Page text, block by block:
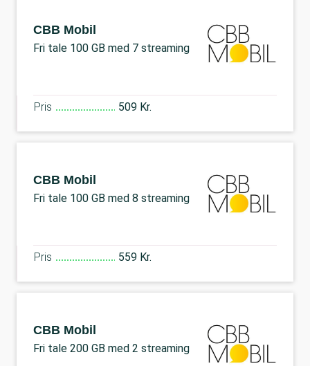
CBB Mobil
Fri tale 100 GB med 7 streaming
Pris 509 Kr.
CBB Mobil
Fri tale 100 GB med 8 streaming
Pris 559 Kr.
CBB Mobil
Fri tale 200 GB med 2 streaming